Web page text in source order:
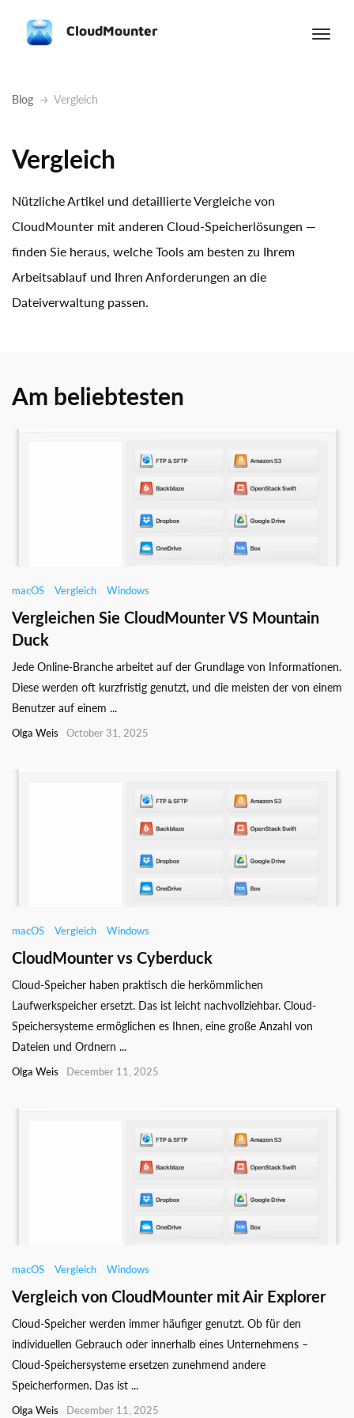
CloudMounter
Blog Vergleich
Vergleich
Nützliche Artikel und detaillierte Vergleiche von
CloudMounter mit anderen Cloud-Speicherlösungen —
finden Sie heraus, welche Tools am besten zu Ihrem
Arbeitsablauf und Ihren Anforderungen an die
Dateiverwaltung passen.
Am beliebtesten
macOS Vergleich Windows
Vergleichen Sie CloudMounter VS Mountain
Duck
Jede Online-Branche arbeitet auf der Grundlage von Informationen.
Diese werden oft kurzfristig genutzt, und die meisten der von einem
Benutzer auf einem ...
Olga Weis October 31, 2025
macOS Vergleich Windows
CloudMounter vs Cyberduck
Cloud-Speicher haben praktisch die herkömmlichen
Laufwerkspeicher ersetzt. Das ist leicht nachvollziehbar. Cloud-
Speichersysteme ermöglichen es Ihnen, eine große Anzahl von
Dateien und Ordnern ...
Olga Weis December 11, 2025
macOS Vergleich Windows
Vergleich von CloudMounter mit Air Explorer
Cloud-Speicher werden immer häufiger genutzt. Ob für den
individuellen Gebrauch oder innerhalb eines Unternehmens –
Cloud-Speichersysteme ersetzen zunehmend andere
Speicherformen. Das ist ...
Olga Weis December 11, 2025